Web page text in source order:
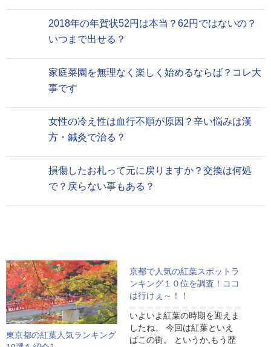
2018年の年賀状52円は本当？62円ではないの？
いつまで出せる？
家庭菜園を無理なく楽しく始めるならば？コレ大
事です
女性の冷え性は血行不順が原因？辛い悩みは漢
方・鍼灸で治る？
損傷したお札って元に戻りますか？交換は何処
で？戻らない事もある？
東京都の紅葉人気ランキング
京都で人気の紅葉スポットラ
ンキング１０位を調査！ココ
は行けぇ～！！
いよいよ紅葉の時期を迎えま
したね。 今回は紅葉といえ
ばこの街。 というか,もう歴